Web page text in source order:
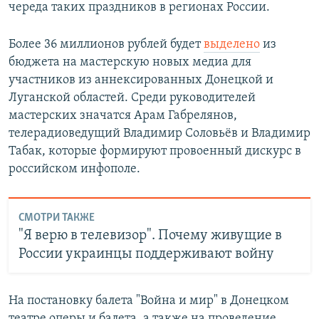
череда таких праздников в регионах России.
Более 36 миллионов рублей будетвыделено из
бюджета на мастерскую новых медиа для
участников из аннексированных Донецкой и
Луганской областей. Среди руководителей
мастерских значатся Арам Габрелянов,
телерадиоведущий Владимир Соловьёв и Владимир
Табак, которые формируют провоенный дискурс в
российском инфополе.
СМОТРИ ТАКЖЕ
"Я верю в телевизор". Почему живущие в
России украинцы поддерживают войну
На постановку балета "Война и мир" в Донецком